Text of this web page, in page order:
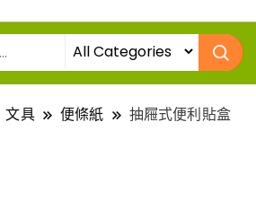
文具 便條紙 抽屜式便利貼盒